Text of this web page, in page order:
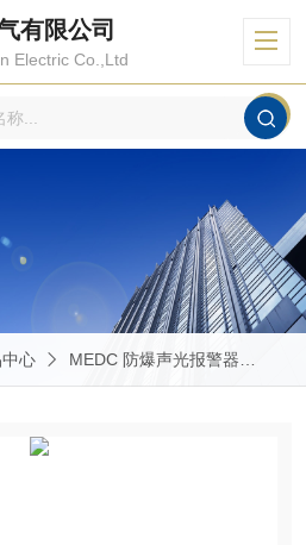
有限公司
Electric Co.,Ltd
心 MEDC 防爆声光报警器